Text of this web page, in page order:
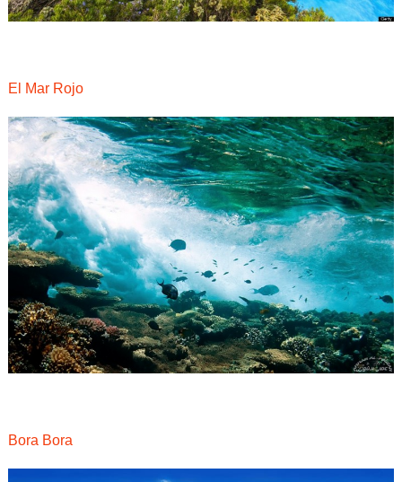
El Mar Rojo
Bora Bora